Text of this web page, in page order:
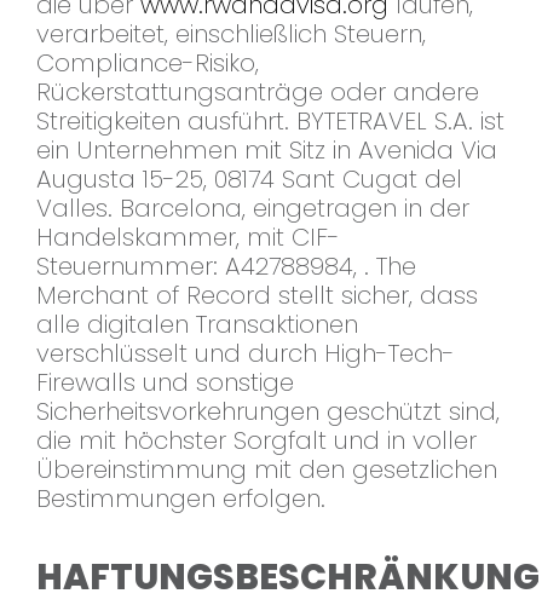
verarbeitet, einschließlich Steuern,
Compliance-Risiko,
Rückerstattungsanträge oder andere
Streitigkeiten ausführt. BYTETRAVEL S.A. ist
ein Unternehmen mit Sitz in Avenida Via
Augusta 15-25, 08174 Sant Cugat del
Valles. Barcelona, eingetragen in der
Handelskammer, mit CIF-
Steuernummer: A42788984, . The
Merchant of Record stellt sicher, dass
alle digitalen Transaktionen
verschlüsselt und durch High-Tech-
Firewalls und sonstige
Sicherheitsvorkehrungen geschützt sind,
die mit höchster Sorgfalt und in voller
Übereinstimmung mit den gesetzlichen
Bestimmungen erfolgen.
HAFTUNGSBESCHRÄNKUNG